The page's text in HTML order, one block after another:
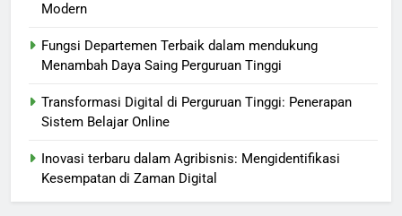
Modern
Fungsi Departemen Terbaik dalam mendukung
Menambah Daya Saing Perguruan Tinggi
Transformasi Digital di Perguruan Tinggi: Penerapan
Sistem Belajar Online
Inovasi terbaru dalam Agribisnis: Mengidentifikasi
Kesempatan di Zaman Digital